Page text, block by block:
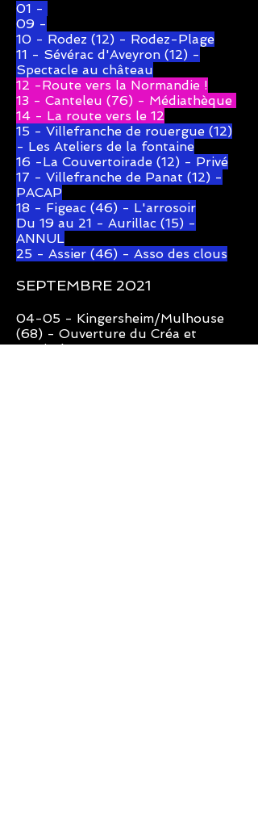
01 -
09 -
10 - Rodez (12) - Rodez-Plage
11 - Sévérac d'Aveyron (12) -
Spectacle au château
12 -Route vers la Normandie !
13 - Canteleu (76) - Médiathèque
14 - La route vers le 12
15 - Villefranche de rouergue (12)
- Les Ateliers de la fontaine
16 -La Couvertoirade (12) - Privé
17 - Villefranche de Panat (12) -
PACAP
18 - Figeac (46) - L'arrosoir
Du 19 au 21 - Aurillac (15) -
ANNUL
25 - Assier (46) - Asso des clous
SEPTEMBRE 2021
04-05 - Kingersheim/Mulhouse
(68) - Ouverture du Créa et
Festival PopUp